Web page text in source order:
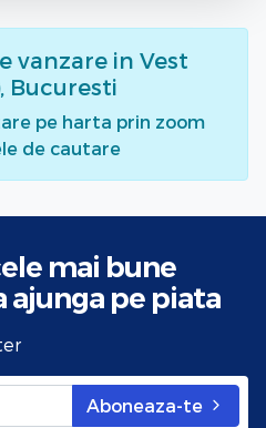
vanzare in Vest
Bucuresti
pe harta prin zoom
de cautare
mai bune
ajunga pe piata
Aboneaza-te